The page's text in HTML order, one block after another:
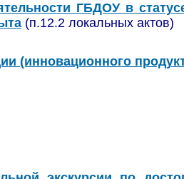
ГБДОУ в
(п.12.2 локальных актов)
(инновационного